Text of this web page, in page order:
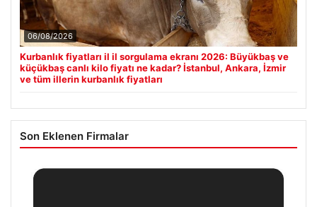
06/08/2026
Kurbanlık fiyatları il il sorgulama ekranı 2026: Büyükbaş ve
küçükbaş canlı kilo fiyatı ne kadar? İstanbul, Ankara, İzmir
ve tüm illerin kurbanlık fiyatları
Son Eklenen Firmalar